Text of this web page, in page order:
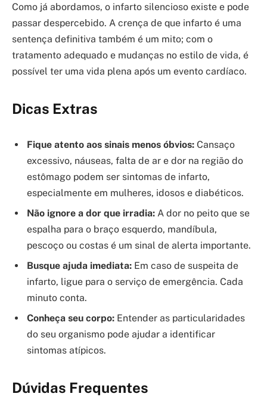
Como já abordamos, o infarto silencioso existe e pode
passar despercebido. A crença de que infarto é uma
sentença definitiva também é um mito; com o
tratamento adequado e mudanças no estilo de vida, é
possível ter uma vida plena após um evento cardíaco.
Dicas Extras
Fique atento aos sinais menos óbvios: Cansaço
excessivo, náuseas, falta de ar e dor na região do
estômago podem ser sintomas de infarto,
especialmente em mulheres, idosos e diabéticos.
Não ignore a dor que irradia: A dor no peito que se
espalha para o braço esquerdo, mandíbula,
pescoço ou costas é um sinal de alerta importante.
Busque ajuda imediata: Em caso de suspeita de
infarto, ligue para o serviço de emergência. Cada
minuto conta.
Conheça seu corpo: Entender as particularidades
do seu organismo pode ajudar a identificar
sintomas atípicos.
Dúvidas Frequentes